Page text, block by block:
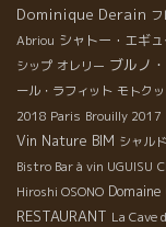
Dominique Derain フ
Abriou シャトー・エギ
シップ オレリー ブルノ
ール・ラフィット モトク
2018 Paris Brouilly 2017
Vin Nature BIM シャル
Bistro Bar à vin UGUISU
Hiroshi OSONO
RESTAURANT La Cave